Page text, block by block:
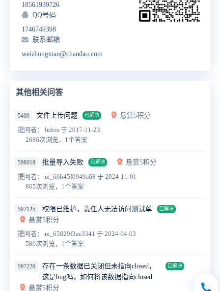
18561939726
QQ号码
1746749398
联系邮箱
weizhongxian@chandao.com
其他相关问答
5409 文件上传问题 已解决
悬赏5积分
提问者： lufeis 于 2017-11-23
2686次浏览，1个答案
598018 批量导入失败 已解决
悬赏5积分
提问者： m_66b45f0949a68 于 2024-11-01
865次浏览，1个答案
597125 权限已维护，责任人无法访问测试单 已解决
悬赏5积分
提问者： m_65829f3ae3341 于 2024-04-03
580次浏览，1个答案
597220
存在一条数据已关闭但未指向closed，
这是bug吗，如何将该数据指向closed
已解决
悬赏5积分